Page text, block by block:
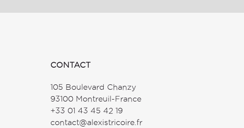
CONTACT
105 Boulevard Chanzy
93100 Montreuil-France
+33 01 43 45 42 19
contact@alexistricoire.fr